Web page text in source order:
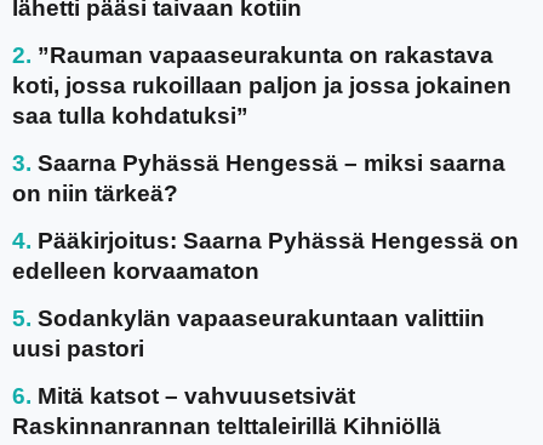
lähetti pääsi taivaan kotiin
”Rauman vapaaseurakunta on rakastava
koti, jossa rukoillaan paljon ja jossa jokainen
saa tulla kohdatuksi”
Saarna Pyhässä Hengessä – miksi saarna
on niin tärkeä?
Pääkirjoitus: Saarna Pyhässä Hengessä on
edelleen korvaamaton
Sodankylän vapaaseurakuntaan valittiin
uusi pastori
Mitä katsot – vahvuusetsivät
Raskinnanrannan telttaleirillä Kihniöllä